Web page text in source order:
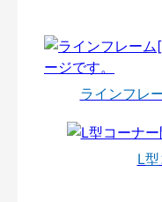
ラインフレ
L